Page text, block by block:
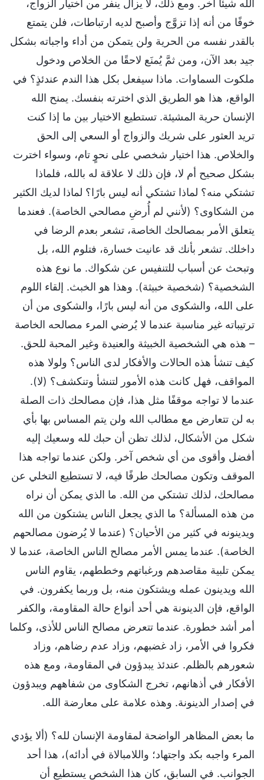
الله شيئًا آخر. ومع ذلك، لا يزال ينفر من اختيار الزواج،
خوفًا من أنه إذا تزوَّج وأصبح لديه ارتباطات، فلن يتمتع
بالقدر نفسه من الحرية ولن يتمكن من أداء واجباته بشكل
جيد بعد الآن، ومن ثمَّ يُمنَع لاحقًا من الخلاص ودخول
ملكوت السماوات. ماذا سيفعل بكل هذا الندم عندئذٍ؟ في
الواقع، هذا هو الطريق الذي اخترته بنفسك. يمنح الله
الإنسان حرية المشيئة. تستطيع الاختيار بين ما إذا كنت
تريد العثور على شريك والزواج أو السعي إلى الحق
والخلاص. هذا اختيار شخصي على نحوٍ تام، وسواء اخترت
بشكل صحيح أم لا، فإن ذلك لا علاقة له بالله، فلماذا
تشتكي منه؟ لماذا تشتكي أنه ليس بارًا؟ لماذا لديك الكثير
من الشكاوى؟ (لأنني لم أُرضِ مصالحي الخاصة). فعندما
يتعلق الأمر بمصالحك الخاصة، تشعر بعدم الرضا في
داخلك. تشعر بأنك قد عانيت خسارة، فتلوم الله، بل
وتبحث عن أسباب للتنفيس عن شكواك. ما نوع هذه
الشخصية؟ (شخصية خبيثة). وهذا هو الخبث. إلقاء اللوم
على الله، والشكوى من أنه ليس بارًا، والشكوى من أن
ترتيباته غير مناسبة عندما لا يُرضي المرء مصالحه الخاصة
– هذه هي الشخصية الخبيثة والعنيدة وغير المحبة للحق.
كيف تنشأ هذه الحالات والأفكار لدى الناس؟ ولولا هذه
المواقف، فهل كانت هذه الأمور لتنشأ وتنكشف؟ (لا).
عندما لا تواجه موقفًا مثل هذا، فإن مصالحك ذات الصلة
به لن تتعارض مع مطالب الله ولن يتم المساس بها بأي
شكل من الأشكال، لذلك تظن أن حبك لله وسعيك إليه
أفضل وأقوى من أي شخص آخر. ولكن عندما تواجه هذا
الموقف وتكون مصالحك طرفًا فيه، لا تستطيع التخلي عن
مصالحك، لذلك تشتكي من الله. ما الذي يمكن أن نراه
من هذه المسألة؟ ما الذي يجعل الناس يشتكون من الله
ويدينونه في كثير من الأحيان؟ (عندما لا يُرضون مصالحهم
الخاصة). عندما يمس الأمر مصالح الناس الخاصة، عندما لا
يمكن تلبية مقاصدهم ورغباتهم وخططهم، يقاوم الناس
الله ويدينون عمله ويشتكون منه، بل وربما يكفرون. في
الواقع، فإن الدينونة هي أحد أنواع حالة المقاومة، والكفر
أمر أشد خطورة. عندما تتعرض مصالح الناس للأذى، وكلما
فكروا في الأمر، زاد غضبهم، وزاد عدم رضاهم، وزاد
شعورهم بالظلم. عندئذ يبدؤون في المقاومة، ومع هذه
الأفكار في أذهانهم، تخرج الشكاوى من شفاههم ويبدؤون
في إصدار الدينونة. وهذه علامة على معارضة الله.
ما بعض المظاهر الواضحة لمقاومة الإنسان لله؟ (ألا يؤدي
المرء واجبه بكد واجتهاد؛ واللامبالاة في أدائه)، هذا أحد
الجوانب. في السابق، كان هذا الشخص يستطيع أن